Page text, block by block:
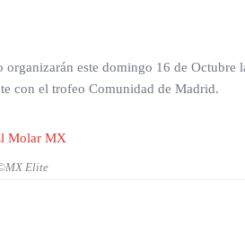
este domingo 16 de
con el trofeo Comunidad de Madrid.
Elite